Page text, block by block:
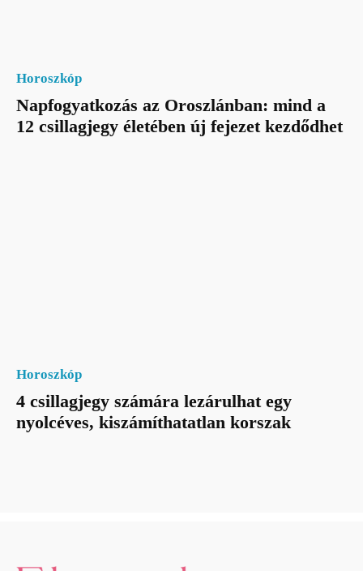
Horoszkóp
Napfogyatkozás az Oroszlánban: mind a
12 csillagjegy életében új fejezet kezdődhet
Horoszkóp
4 csillagjegy számára lezárulhat egy
nyolcéves, kiszámíthatatlan korszak